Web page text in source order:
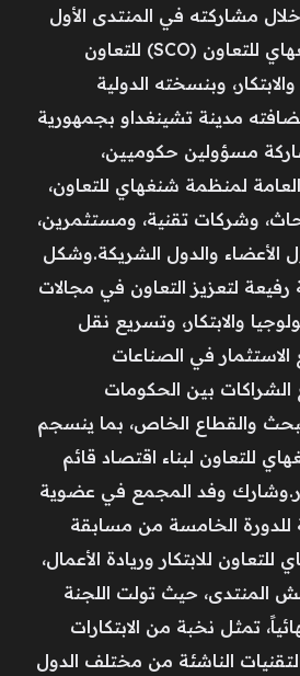
مشاركته في المنتدى الأول
للصين ومنظمة شنغهاي للتعاون (SCO) للتعاون
وبنسخته الدولية
مدينة تشينغداو بجمهورية
مسؤولين حكوميين،
لمنظمة شنغهاي للتعاون،
وشركات تقنية، ومستثمرين،
الأعضاء والدول الشريكة.وشكل
لتعزيز التعاون في مجالات
والابتكار، وتسريع نقل
الاستثمار في الصناعات
الشراكات بين الحكومات
والقطاع الخاص، بما ينسجم
للتعاون لبناء اقتصاد قائم
وفد المجمع في عضوية
للدورة الخامسة من مسابقة
للابتكار وريادة الأعمال،
المنتدى، حيث تولت اللجنة
نهائياً، تمثل نخبة من الابتكارات
الناشئة من مختلف الدول